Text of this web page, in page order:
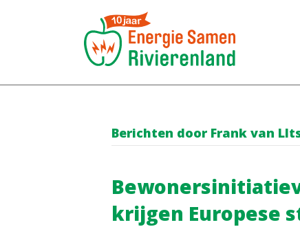
Berichten door Frank van
krijgen Europese